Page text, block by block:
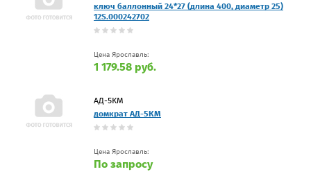
ключ баллонный 24*27 (длина 400, диаметр 25)
12S.000242702
Цена Ярославль:
1 179.58 руб.
АД-5КМ
домкрат АД-5КМ
Цена Ярославль:
По запросу